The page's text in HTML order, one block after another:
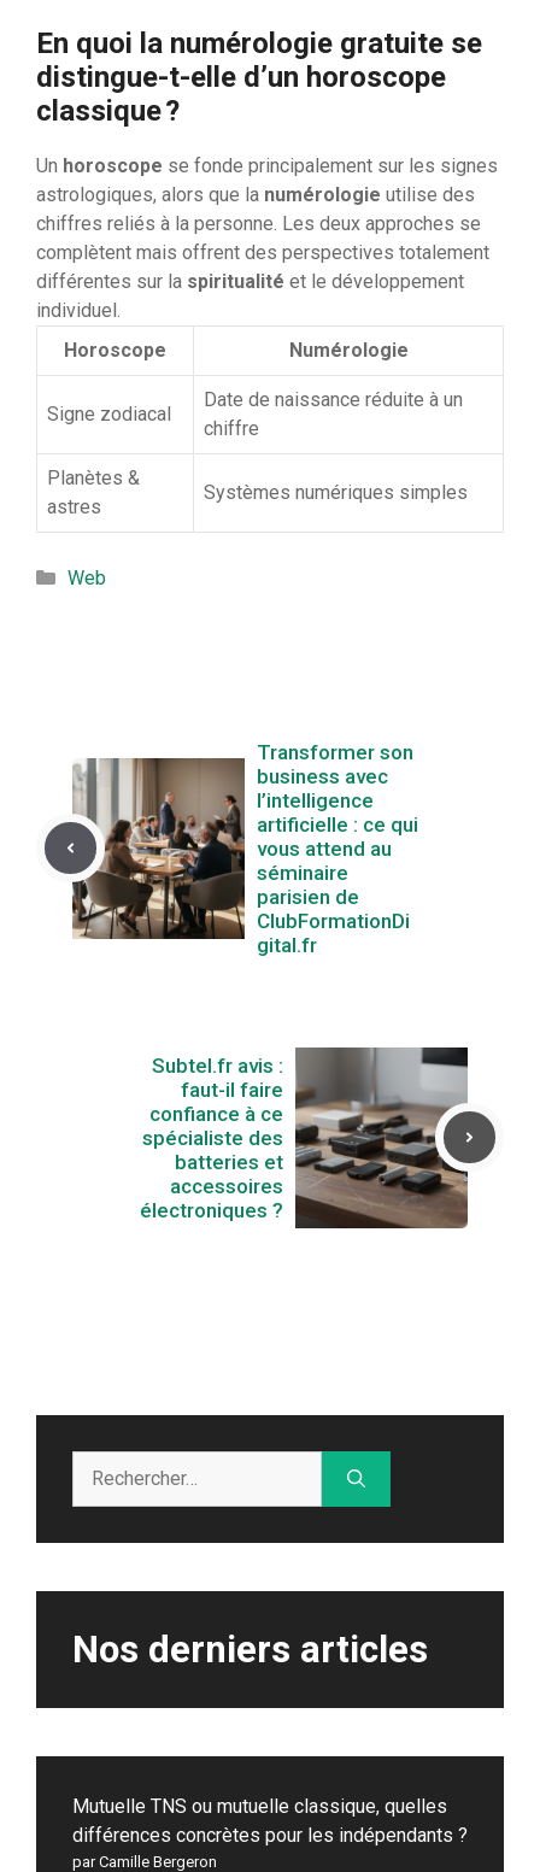
En quoi la numérologie gratuite se
distingue-t-elle d’un horoscope
classique ?
Un horoscope se fonde principalement sur les signes
astrologiques, alors que la numérologie utilise des
chiffres reliés à la personne. Les deux approches se
complètent mais offrent des perspectives totalement
différentes sur la spiritualité et le développement
individuel.
Horoscope
Numérologie
Signe zodiacal
Date de naissance réduite à un
chiffre
Planètes &
astres
Systèmes numériques simples
Catégories
Web
Transformer son
business avec
l’intelligence
artificielle : ce qui
vous attend au
séminaire
parisien de
ClubFormationDi
gital.fr
Subtel.fr avis :
faut-il faire
confiance à ce
spécialiste des
batteries et
accessoires
électroniques ?
Nos derniers articles
Mutuelle TNS ou mutuelle classique, quelles
différences concrètes pour les indépendants ?
par Camille Bergeron